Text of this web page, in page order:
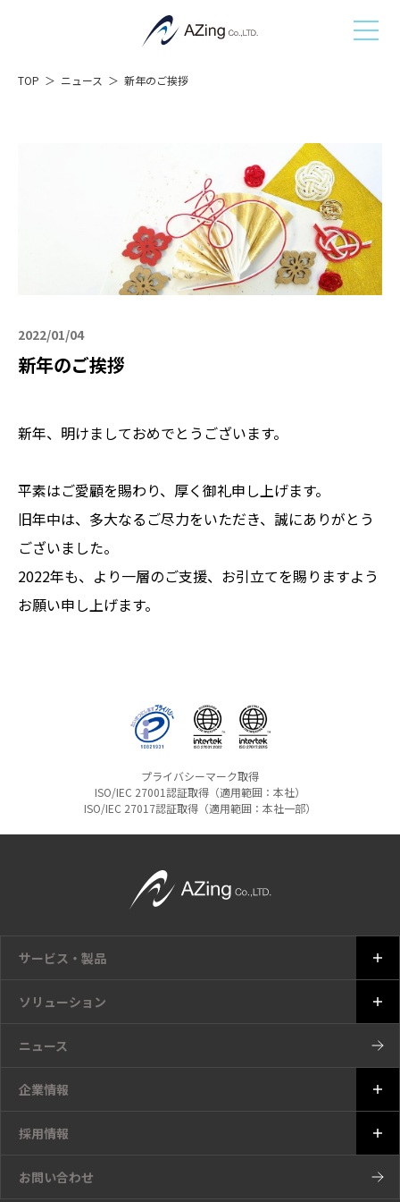
TOP ニュース 新年のご挨拶
2022/01/04
新年のご挨拶
新年、明けましておめでとうございます。
平素はご愛顧を賜わり、厚く御礼申し上げます。
旧年中は、多大なるご尽力をいただき、誠にありがとう
ございました。
2022年も、より一層のご支援、お引立てを賜りますよう
お願い申し上げます。
プライバシーマーク取得
ISO/IEC 27001認証取得（適用範囲：本社）
ISO/IEC 27017認証取得（適用範囲：本社一部）
サービス・製品
ソリューション
ニュース
企業情報
採用情報
お問い合わせ